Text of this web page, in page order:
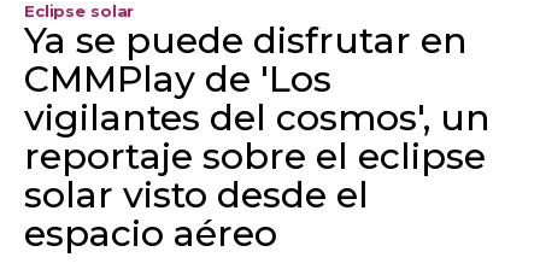
Eclipse solar
Ya se puede disfrutar en
CMMPlay de 'Los
vigilantes del cosmos', un
reportaje sobre el eclipse
solar visto desde el
espacio aéreo